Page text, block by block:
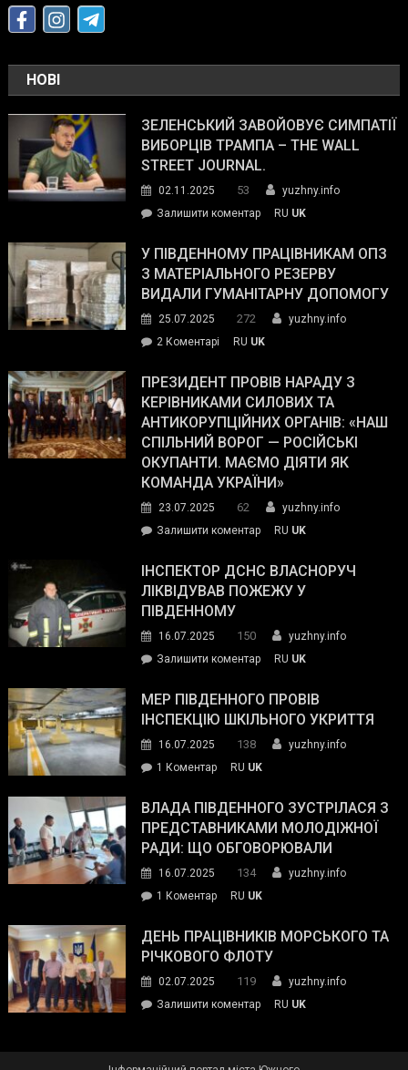
НОВІ
ЗЕЛЕНСЬКИЙ ЗАВОЙОВУЄ СИМПАТІЇ
ВИБОРЦІВ ТРАМПА – THE WALL
STREET JOURNAL.
02.11.2025 53
yuzhny.info
Залишити коментарon
завойовує
симпатії
виборців
The
Street
Journal.
RU UK
У ПІВДЕННОМУ ПРАЦІВНИКАМ ОПЗ
З МАТЕРІАЛЬНОГО РЕЗЕРВУ
ВИДАЛИ ГУМАНІТАРНУ ДОПОМОГУ
25.07.2025 272
yuzhny.info
2 Коментарі
Південному
працівникам
ОПЗ
з
матеріального
резерву
гуманітарну
допомогу
RU UK
ПРЕЗИДЕНТ ПРОВІВ НАРАДУ З
КЕРІВНИКАМИ СИЛОВИХ ТА
АНТИКОРУПЦІЙНИХ ОРГАНІВ: «НАШ
СПІЛЬНИЙ ВОРОГ — РОСІЙСЬКІ
ОКУПАНТИ. МАЄМО ДІЯТИ ЯК
КОМАНДА УКРАЇНИ»
23.07.2025 62
yuzhny.info
Залишити коментарon
провів
нараду
силових
та
органів:
«Наш
спільний
окупанти.
Маємо
діяти
команда
RU UK
ІНСПЕКТОР ДСНС ВЛАСНОРУЧ
ЛІКВІДУВАВ ПОЖЕЖУ У
ПІВДЕННОМУ
16.07.2025 150
yuzhny.info
Залишити коментарon
ДСНС
власноруч
пожежу
у
RU UK
МЕР ПІВДЕННОГО ПРОВІВ
ІНСПЕКЦІЮ ШКІЛЬНОГО УКРИТТЯ
16.07.2025 138
yuzhny.info
1 Коментардо
Південного
провів
інспекцію
укриття
RU UK
ВЛАДА ПІВДЕННОГО ЗУСТРІЛАСЯ З
ПРЕДСТАВНИКАМИ МОЛОДІЖНОЇ
РАДИ: ЩО ОБГОВОРЮВАЛИ
16.07.2025 134
yuzhny.info
1 Коментардо
Південного
зустрілася
представниками
молодіжної
обговорювали
RU UK
ДЕНЬ ПРАЦІВНИКІВ МОРСЬКОГО ТА
РІЧКОВОГО ФЛОТУ
02.07.2025 119
yuzhny.info
Залишити коментарon
RU UK